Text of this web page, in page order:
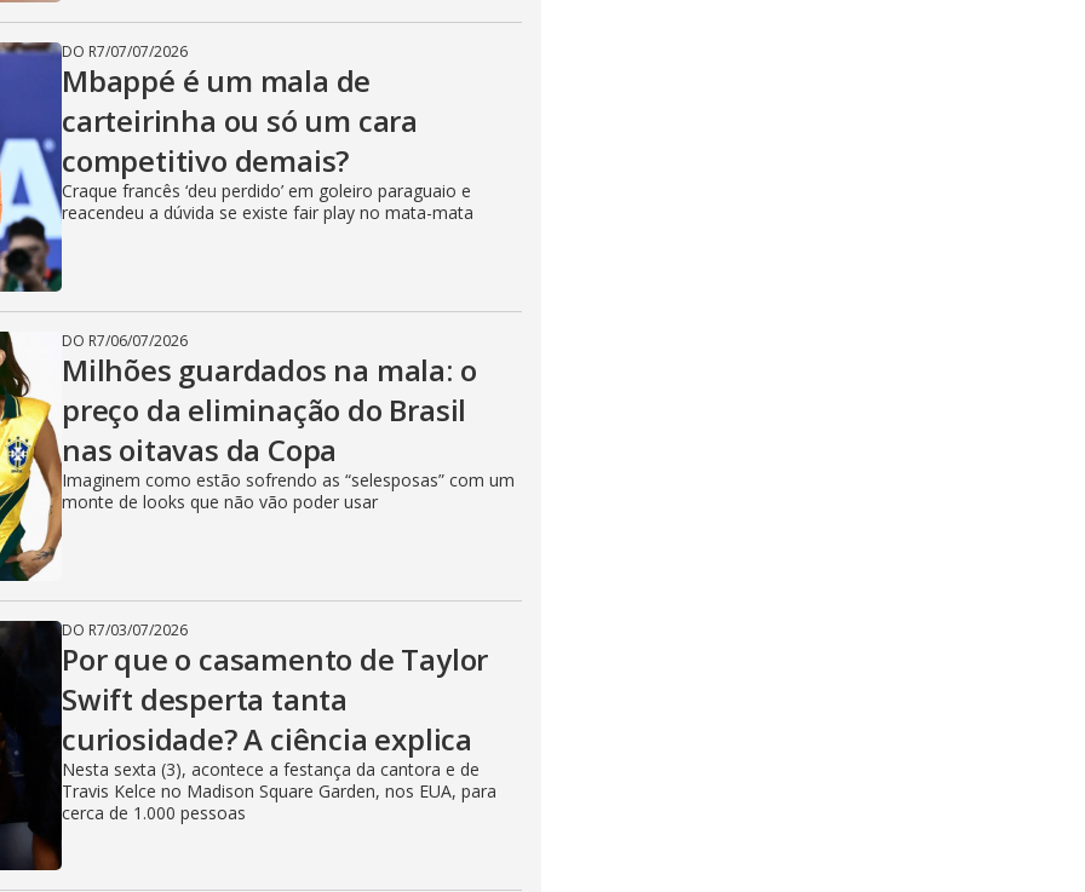
DO R7/07/07/2026
Mbappé é um mala de
carteirinha ou só um cara
competitivo demais?
Craque francês ‘deu perdido’ em goleiro paraguaio e
reacendeu a dúvida se existe fair play no mata-mata
DO R7/06/07/2026
Milhões guardados na mala: o
preço da eliminação do Brasil
nas oitavas da Copa
Imaginem como estão sofrendo as “selesposas” com um
monte de looks que não vão poder usar
DO R7/03/07/2026
Por que o casamento de Taylor
Swift desperta tanta
curiosidade? A ciência explica
Nesta sexta (3), acontece a festança da cantora e de
Travis Kelce no Madison Square Garden, nos EUA, para
cerca de 1.000 pessoas